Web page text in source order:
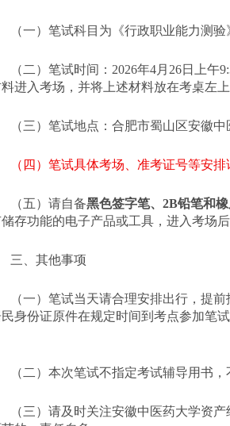
（一）笔试科目为《行政职业能力测验
（二）笔试时间： 2026年4月26日上午
进入考场，并将上述材料放在考桌左
（三）笔试地点：合肥市蜀山区安徽
（四）笔试具体考场、准考证号等安排
（五）请自备黑色签字笔、 2B铅笔和
存功能的电子产品或工具，进入考场
三、其他事项
（一）笔试当天请合理安排出行，提
身份证原件在规定时间到考点参加笔
（二）本次笔试不指定考试辅导用书
（三）请及时关注安徽中医药大学资